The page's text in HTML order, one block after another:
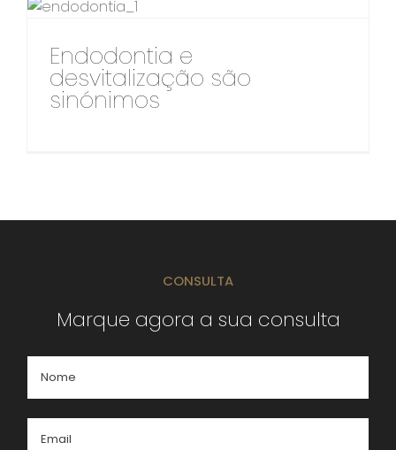
Endodontia e
desvitalização são
sinónimos
CONSULTA
Marque agora a sua consulta